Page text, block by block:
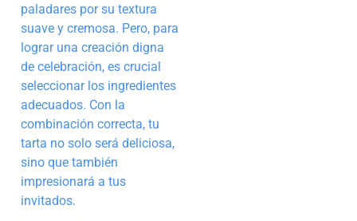
paladares por su textura
suave y cremosa. Pero, para
lograr una creación digna
de celebración, es crucial
seleccionar los ingredientes
adecuados. Con la
combinación correcta, tu
tarta no solo será deliciosa,
sino que también
impresionará a tus
invitados.